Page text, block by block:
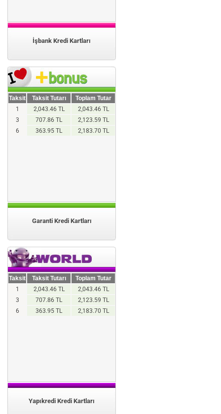
İşbank Kredi Kartları
Taksit Taksit Tutarı
Toplam Tutar
1
2,043.46 TL
2,043.46 TL
3
707.86 TL
2,123.59 TL
6
363.95 TL 2,183.70 TL
Garanti Kredi Kartları
Taksit Taksit Tutarı
Toplam Tutar
1
2,043.46 TL
2,043.46 TL
3
707.86 TL
2,123.59 TL
6
363.95 TL 2,183.70 TL
Yapıkredi Kredi Kartları